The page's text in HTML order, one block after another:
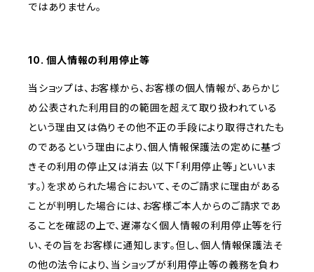
ではありません。
10. 個人情報の利用停止等
当ショップは、お客様から、お客様の個人情報が、あらかじ
め公表された利用目的の範囲を超えて取り扱われている
という理由又は偽りその他不正の手段により取得されたも
のであるという理由により、個人情報保護法の定めに基づ
きその利用の停止又は消去（以下「利用停止等」といいま
す。）を求められた場合において、そのご請求に理由がある
ことが判明した場合には、お客様ご本人からのご請求であ
ることを確認の上で、遅滞なく個人情報の利用停止等を行
い、その旨をお客様に通知します。但し、個人情報保護法そ
の他の法令により、当ショップが利用停止等の義務を負わ